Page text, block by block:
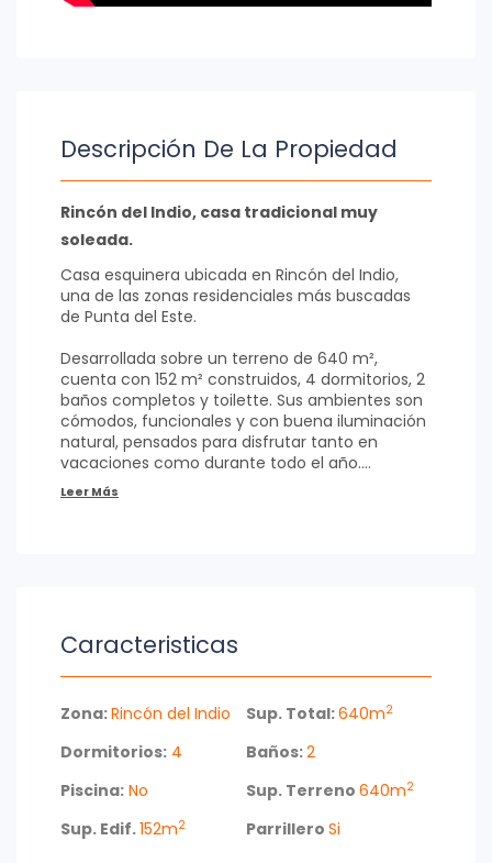
Descripción De La Propiedad
Rincón del Indio, casa tradicional muy
soleada.
Casa esquinera ubicada en Rincón del Indio,
una de las zonas residenciales más buscadas
de Punta del Este.
Desarrollada sobre un terreno de 640 m²,
cuenta con 152 m² construidos, 4 dormitorios, 2
baños completos y toilette. Sus ambientes son
cómodos, funcionales y con buena iluminación
natural, pensados para disfrutar tanto en
vacaciones como durante todo el año.
La cocina se integra al living-comedor,
Una propiedad ideal para quienes buscan una
casa familiar en un entorno residencial de
Caracteristicas
Zona:Rincón del Indio Sup. Total:640m2
Dormitorios: 4 Baños:2
Piscina: No Sup. Terreno 640m2
Sup. Edif.152m2 Parrillero Si